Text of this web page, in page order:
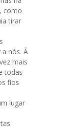
como
tirar
nós. À
mais
todas
fios
lugar